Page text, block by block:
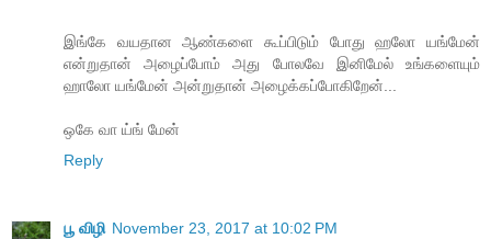
இங்கே வயதான ஆண்களை கூப்பிடும் போது ஹலோ யங்மேன்
என்றுதான் அழைப்போம் அது போலவே இனிமேல் உங்களையும்
ஹாலோ யங்மேன் அன்றுதான் அழைக்கப்போகிறேன்...
ஒகே வா ய்ங் மேன்
Reply
பூ விழி November 23, 2017 at 10:02 PM